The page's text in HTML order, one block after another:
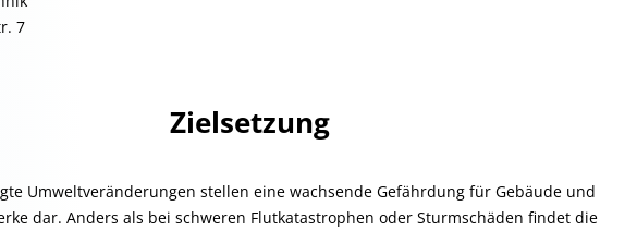
7
Zielsetzung
Umweltveränderungen stellen eine wachsende Gefährdung für Gebäude und
dar. Anders als bei schweren Flutkatastrophen oder Sturmschäden findet die